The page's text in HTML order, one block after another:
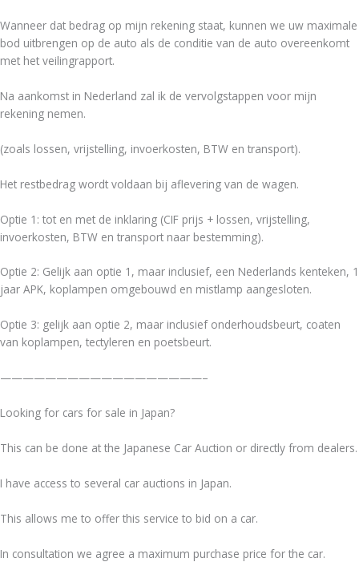
Wanneer dat bedrag op mijn rekening staat, kunnen we uw maximale
bod uitbrengen op de auto als de conditie van de auto overeenkomt
met het veilingrapport.
Na aankomst in Nederland zal ik de vervolgstappen voor mijn
rekening nemen.
(zoals lossen, vrijstelling, invoerkosten, BTW en transport).
Het restbedrag wordt voldaan bij aflevering van de wagen.
Optie 1: tot en met de inklaring (CIF prijs + lossen, vrijstelling,
invoerkosten, BTW en transport naar bestemming).
Optie 2: Gelijk aan optie 1, maar inclusief, een Nederlands kenteken, 1
jaar APK, koplampen omgebouwd en mistlamp aangesloten.
Optie 3: gelijk aan optie 2, maar inclusief onderhoudsbeurt, coaten
van koplampen, tectyleren en poetsbeurt.
——————————————————–
Looking for cars for sale in Japan?
This can be done at the Japanese Car Auction or directly from dealers.
I have access to several car auctions in Japan.
This allows me to offer this service to bid on a car.
In consultation we agree a maximum purchase price for the car.